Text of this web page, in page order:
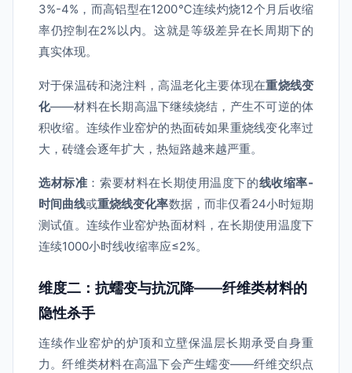
3%-4%，而高铝型在1200℃连续灼烧12个月后收缩
率仍控制在2%以内。这就是等级差异在长周期下的
真实体现。
对于保温砖和浇注料，高温老化主要体现在重烧线变
化——材料在长期高温下继续烧结，产生不可逆的体
积收缩。连续作业窑炉的热面砖如果重烧线变化率过
大，砖缝会逐年扩大，热短路越来越严重。
选材标准 ：索要材料在长期使用温度下的线收缩率-
时间曲线或重烧线变化率数据，而非仅看24小时短期
测试值。连续作业窑炉热面材料，在长期使用温度下
连续1000小时线收缩率应≤2%。
维度二：抗蠕变与抗沉降——纤维类材料的
隐性杀手
连续作业窑炉的炉顶和立壁保温层长期承受自身重
力。纤维类材料在高温下会产生蠕变——纤维交织点